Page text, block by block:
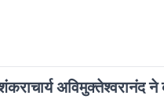
शंकराचार्य